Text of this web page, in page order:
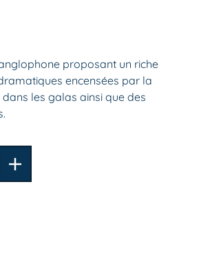
proposant un riche
encensées par la
les galas ainsi que des